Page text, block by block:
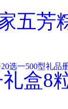
选一500型礼品
五芳
盒8